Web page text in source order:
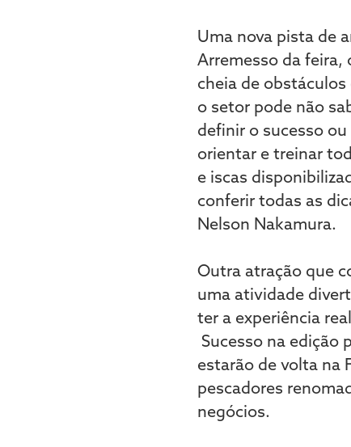
Uma nova pista de
Arremesso da feira,
cheia de
o setor pode não
definir o sucesso
orientar e treinar
e iscas
conferir todas as
Nelson Nakamura.
Outra atração que
uma atividade
ter a experiência
Sucesso na edição
estarão de volta na
pescadores
negócios.